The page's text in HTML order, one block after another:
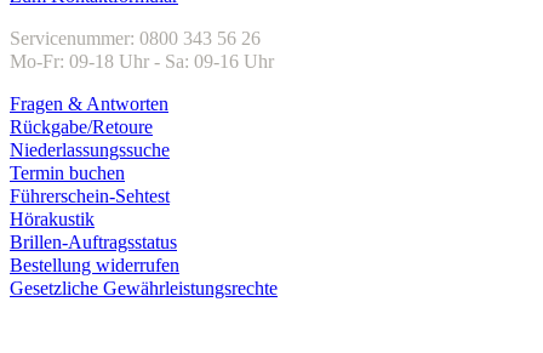
Servicenummer: 0800 343 56 26
Mo-Fr: 09-18 Uhr - Sa: 09-16 Uhr
Fragen & Antworten
Rückgabe/Retoure
Niederlassungssuche
Termin buchen
Führerschein-Sehtest
Hörakustik
Brillen-Auftragsstatus
Bestellung widerrufen
Gesetzliche Gewährleistungsrechte